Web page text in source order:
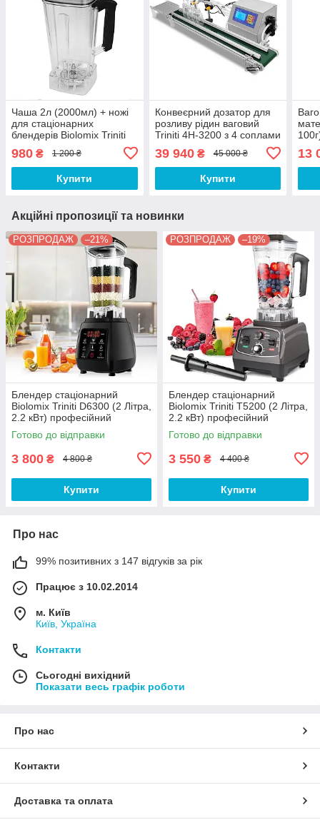
Чаша 2л (2000мл) + ножі
для стаціонарних
блендерів Biolomix Triniti
980 ₴ 1 200 ₴
Купити
Конвеєрний дозатор для
розливу рідин ваговий
Triniti 4H-3200 з 4 соплами
розливальна машина
39 940₴ 45 000 ₴
Купити
13
Акційні пропозиції та новинки
РОЗПРОДАЖ –21%
Блендер стаціонарний
Biolomix Triniti D6300 (2 Літра,
2.2 кВт) професійний
блендер з чашею для смузі,
фрешів, коктейлів
Готово до відправки
3 800 ₴ 4 800 ₴
Купити
РОЗПРОДАЖ –19%
Блендер стаціонарний
Biolomix Triniti T5200 (2 Літра,
2.2 кВт) професійний
блендер з чашею для смузі,
фрешів, коктейлів
Готово до відправки
3 550 ₴ 4 400 ₴
Купити
Про нас
99% позитивних з 147 відгуків за рік
Працює з 10.02.2014
м. Київ
Київ, Україна
Контакти
Сьогодні вихідний
Показати весь графік роботи
Про нас
Контакти
Доставка та оплата